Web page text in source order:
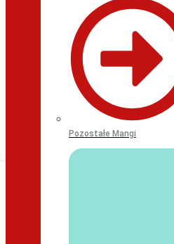
Pozostałe Mangi